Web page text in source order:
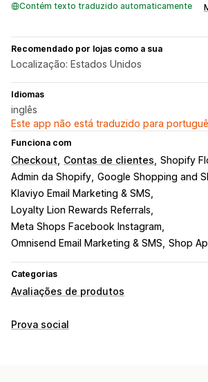
Contém texto traduzido automaticamente
Recomendado por lojas como a sua
Localização: Estados Unidos
Idiomas
inglês
Este app não está traduzido para
Funciona com
Checkout Contas de clientes Shopify
Admin da Shopify Google Shopping and
Klaviyo Email Marketing & SMS
Loyalty Lion Rewards Referrals
Meta Shops Facebook Instagram
Omnisend Email Marketing & SMS Shop
Categorias
Avaliações de produtos
Opções de exibição
Prova social